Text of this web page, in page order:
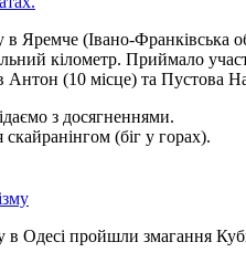
Яремче (Івано-Франківська
кілометр. Приймало
(10 місце) та Пустова
з досягненнями.
(біг у горах).
в Одесі пройшли змагання